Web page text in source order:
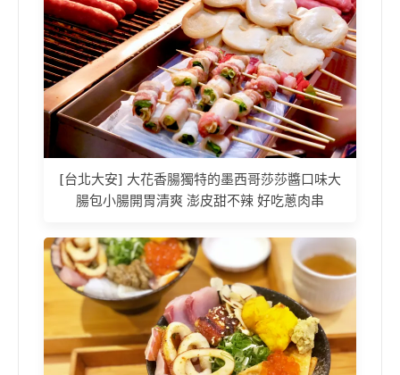
[台北大安] 大花香腸獨特的墨西哥莎莎醬口味大
腸包小腸開胃清爽 澎皮甜不辣 好吃蔥肉串